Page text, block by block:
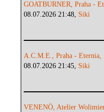
GOATBURNER, Praha -
08.07.2026 21:48, Siki
A.C.M.E., Praha - Eternia,
08.07.2026 21:45, Siki
VENENÖ, Atelier